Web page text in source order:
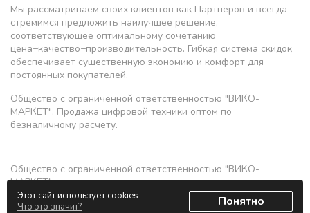
Мы рассматриваем своих клиентов как Партнеров и всегда
стремимся предложить наилучшее решение,
соответствующее оптимальному сочетанию
цена−качество−производительность. Гибкая система скидок
обеспечивает существенную экономию и комфорт для
постоянных покупателей.
Общество с ограниченной ответственностью "ВИКО-
МАРКЕТ". Продажа цифровой техники оптом по
безналичному расчету.
Общество с ограниченной ответственностью "ВИКО-
МАРКЕТ"
УНП 193372859, ОКПО 503779745000
Этот сайт использует cookies
Что это значит?
Понятно